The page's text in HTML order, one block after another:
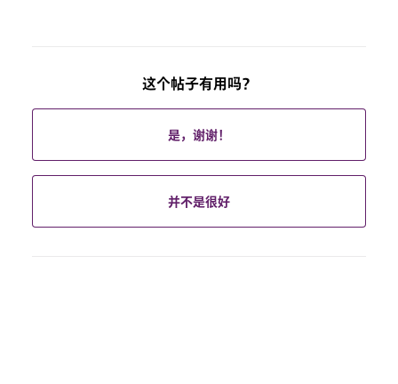
这个帖子有用吗？
是，谢谢！
并不是很好